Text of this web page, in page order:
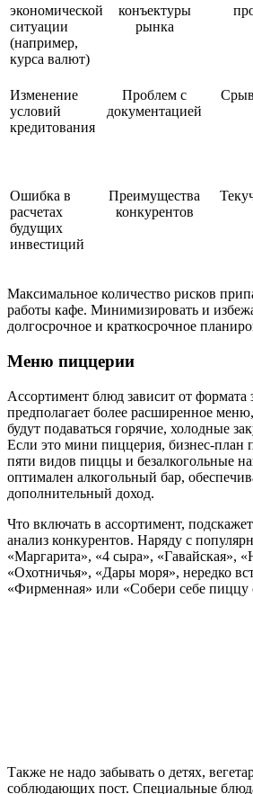
экономической
ситуации
(например,
курса валют)
конъектуры
рынка
Изменение
условий
кредитования
Проблем с
документацией
Ошибка в
расчетах
будущих
инвестиций
Преимущества
конкурентов
Максимальное количество рисков
работы кафе. Минимизировать и
долгосрочное и краткосрочное
Меню пиццерии
Ассортимент блюд зависит от формата
предполагает более расширенное
будут подаваться горячие, холодные
Если это мини пиццерия, бизнес-план
пяти видов пиццы и безалкогольные
оптимален алкогольный бар,
дополнительный доход.
Что включать в ассортимент,
анализ конкурентов. Наряду с
«Маргарита», «4 сыра», «Гавайская»,
«Охотничья», «Дары моря», нередко
«Фирменная» или «Собери себе пиццу
Также не надо забывать о детях,
соблюдающих пост. Специальные